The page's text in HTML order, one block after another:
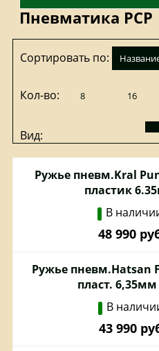
Пневматика PCP
Сортировать по:
Кол-во: 8 16
Вид:
Ружье пневм.Kral
пластик
В
48 990
Ружье пневм.Hatsan
пласт.
В
43 990